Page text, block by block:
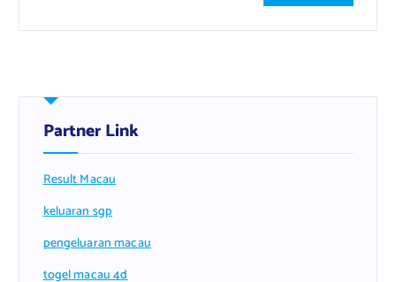
Partner Link
Result Macau
keluaran sgp
pengeluaran macau
togel macau 4d